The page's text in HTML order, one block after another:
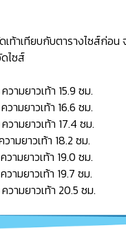
เท้าเทียบกับตารางไซส์ก่อน
ไซส์
วามยาวเท้า 15.9 ซม.
วามยาวเท้า 16.6 ซม.
วามยาวเท้า 17.4 ซม.
วามยาวเท้า 18.2 ซม.
วามยาวเท้า 19.0 ซม.
วามยาวเท้า 19.7 ซม.
วามยาวเท้า 20.5 ซม.